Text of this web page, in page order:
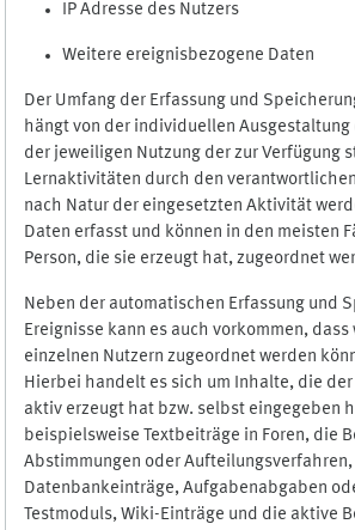
IP Adresse des Nutzers
Weitere ereignisbezogene Daten
Der Umfang der Erfassung und
hängt von der individuellen Ausgestaltung
der jeweiligen Nutzung der zur Verfügung
Lernaktivitäten durch den
nach Natur der eingesetzten Aktivität
Daten erfasst und können in den meisten
Person, die sie erzeugt hat, zugeordnet
Neben der automatischen Erfassung und
Ereignisse kann es auch vorkommen,
einzelnen Nutzern zugeordnet werden
Hierbei handelt es sich um Inhalte, die
aktiv erzeugt hat bzw. selbst eingegeben
beispielsweise Textbeiträge in Foren, die
Abstimmungen oder
Datenbankeinträge, Aufgabenabgaben
Testmoduls, Wiki-Einträge und die aktive